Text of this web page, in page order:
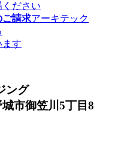
ださい
ご請求アーキテック
す
市御笠川5丁目8